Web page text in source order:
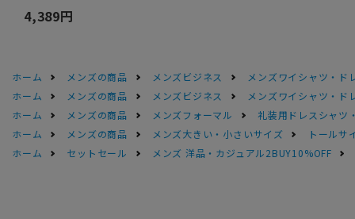
4,389円
ホーム メンズの商品 メンズビジネス
メンズワイシャツ・ド
ホーム
メンズの商品 メンズビジネス
メンズワイシャツ・ド
ホーム
メンズの商品 メンズフォーマル
礼装用ドレスシャツ
ホーム
メンズの商品 メンズ大きい・小さいサイズ
トールサ
ホーム
セットセール メンズ 洋品・カジュアル2BUY10%OFF